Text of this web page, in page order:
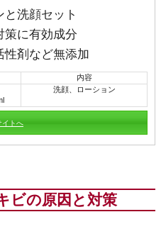
と洗顔セット
策に有効成分
性剤など無添加
内容
洗顔、ローション
イトへ
ビの原因と対策